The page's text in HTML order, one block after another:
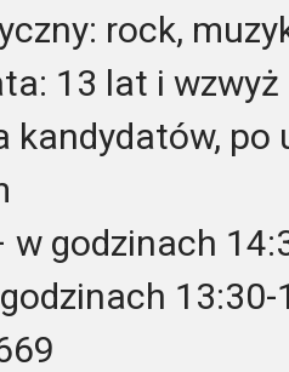
rock,
13 lat i wzwyż
kandydatów, po
w godzinach
13:30-